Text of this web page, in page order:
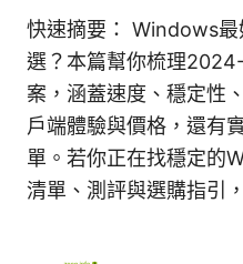
快速摘要： Windows
選？本篇幫你梳理
案，涵蓋速度、穩定性
戶端體驗與價格，還有
單。若你正在找穩定的
清單、測評與選購指引